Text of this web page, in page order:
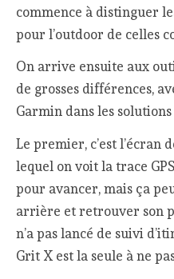
commence à distinguer
pour l’outdoor de celles
On arrive ensuite aux
de grosses différences,
Garmin dans les
Le premier, c’est l’écran
lequel on voit la trace
pour avancer, mais ça
arrière et retrouver son
n’a pas lancé de suivi
Grit X est la seule à ne